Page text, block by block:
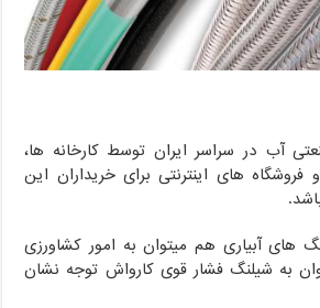
آب در سراسر ایران توسط کارخانه ها،
های اینترنتی برای خریداران این
های آبیاری هم میتوان به امور کشاورزی
به شیلنگ فشار قوی کارواش توجه نشان